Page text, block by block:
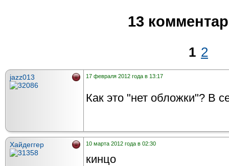
13
1 2
jazz013 17 февраля 2012 года в 13:17
Как это "нет обложки"? В
Хайдеггер 10 марта 2012 года в 02:30
кинцо